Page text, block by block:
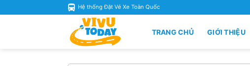
to
Hệ thống Đặt Vé Xe Toàn Quốc
TRANG CHỦ GIỚI THIỆU